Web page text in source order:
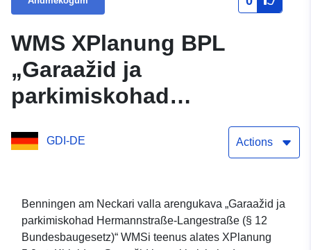
WMS XPlanung BPL
„Garaažid ja
parkimiskohad
Langestraße
GDI-DE Actions
Benningen am Neckari valla arengukava „Garaažid ja
parkimiskohad Hermannstraße-Langestraße (§ 12
Bundesbaugesetz)“ WMSi teenus alates XPlanung